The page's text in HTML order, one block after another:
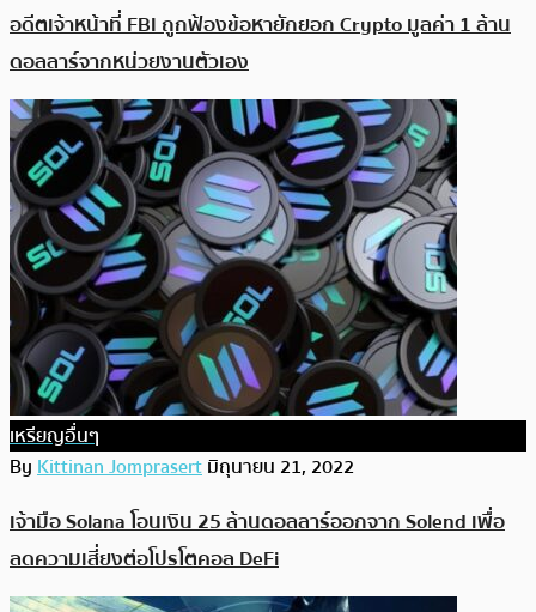
อดีตเจ้าหน้าที่ FBI ถูกฟ้องข้อหายักยอก Crypto มูลค่า 1 ล้าน
ดอลลาร์จากหน่วยงานตัวเอง
เหรียญอื่นๆ
ByKittinan Jomprasertมิถุนายน 21, 2022
เจ้ามือ Solana โอนเงิน 25 ล้านดอลลาร์ออกจาก Solend เพื่อ
ลดความเสี่ยงต่อโปรโตคอล DeFi